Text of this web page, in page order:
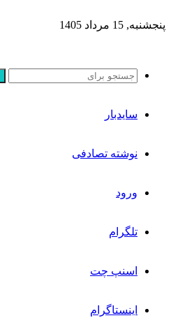
پنجشنبه, 15 مرداد 1405
سایدبار
نوشته تصادفی
ورود
تلگرام
اسنپ چت
اینستاگرام